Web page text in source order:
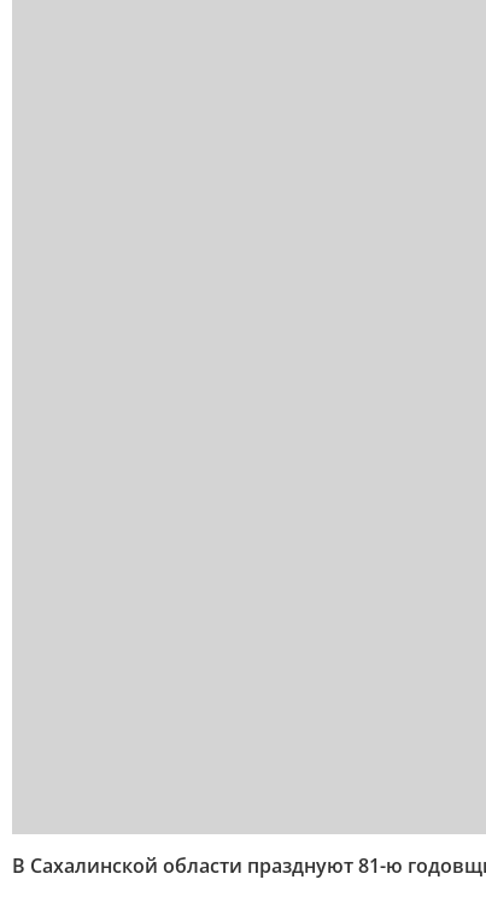
В Сахалинской области празднуют 81-ю